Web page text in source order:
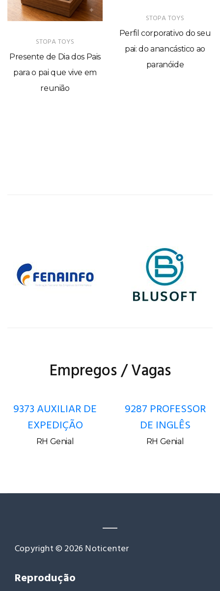
STOPA TOYS
Presente de Dia dos Pais
para o pai que vive em
reunião
STOPA TOYS
Perfil corporativo do seu
pai: do anancástico ao
paranóide
Empregos / Vagas
9373 AUXILIAR DE
EXPEDIÇÃO
RH Genial
9287 PROFESSOR
DE INGLÊS
RH Genial
Copyright © 2026 Noticenter
Reprodução